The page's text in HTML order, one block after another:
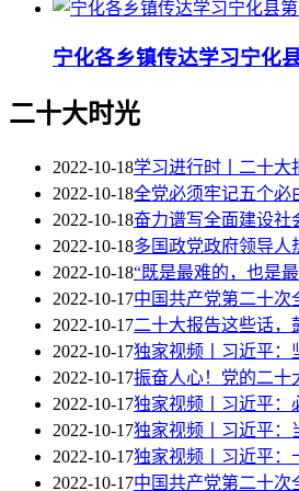
宁化各乡镇传达学习宁化
二十大时光
2022-10-18学习进行时丨二十大
2022-10-18全党必须牢记五个必
2022-10-18奋力谱写全面建设
2022-10-18多国政党政府领导人
2022-10-18“既是最难的，也是
2022-10-17中国共产党第二十次
2022-10-17二十大报告这些话，
2022-10-17独家视频丨习近平：
2022-10-17振奋人心！党的二十
2022-10-17独家视频丨习近平：
2022-10-17独家视频丨习近平：
2022-10-17独家视频丨习近平：
2022-10-17中国共产党第二十次